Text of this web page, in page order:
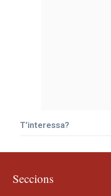
T’interessa?
Seccions